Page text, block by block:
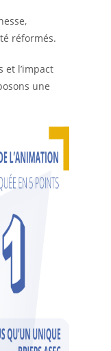
réformés.
et l’impact
une